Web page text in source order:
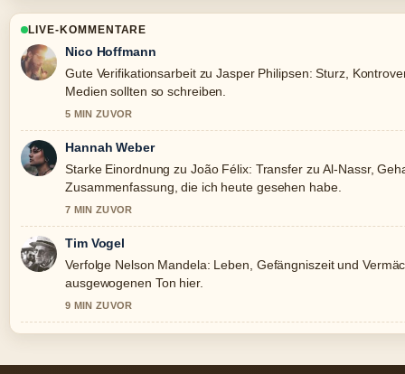
LIVE-KOMMENTARE
Nico Hoffmann
Gute Verifikationsarbeit zu Jasper Philipsen: Sturz,
Medien sollten so schreiben.
5 MIN ZUVOR
Hannah Weber
Starke Einordnung zu João Félix: Transfer zu Al-Nassr,
Zusammenfassung, die ich heute gesehen habe.
7 MIN ZUVOR
Tim Vogel
Verfolge Nelson Mandela: Leben, Gefängniszeit und
ausgewogenen Ton hier.
9 MIN ZUVOR